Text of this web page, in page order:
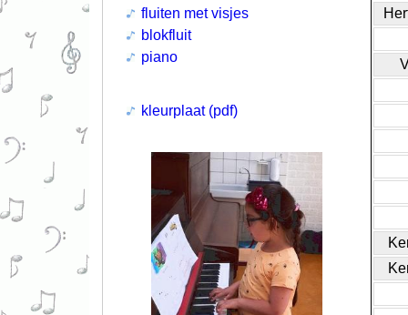
fluiten met visjes
blokfluit
piano
kleurplaat (pdf)